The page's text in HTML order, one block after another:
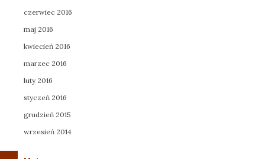
czerwiec 2016
maj 2016
kwiecień 2016
marzec 2016
luty 2016
styczeń 2016
grudzień 2015
wrzesień 2014